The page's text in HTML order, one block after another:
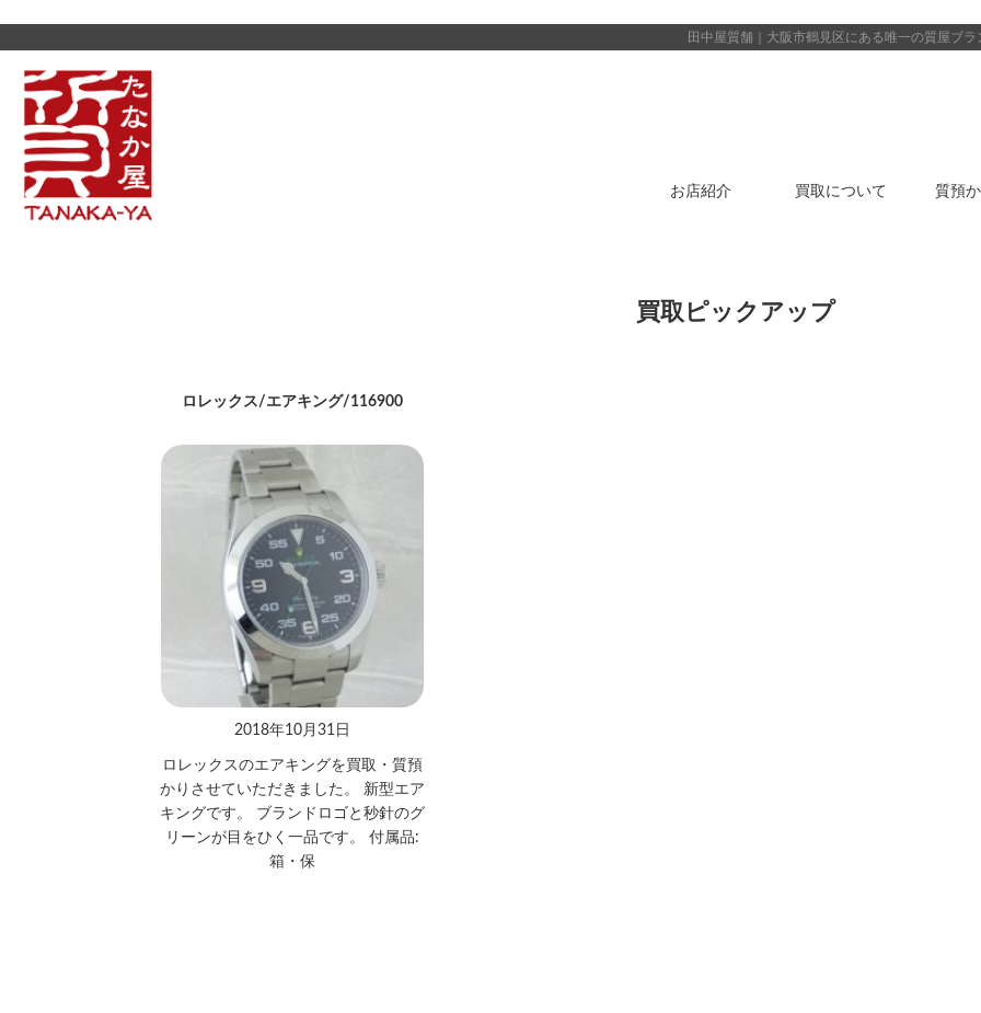
田中屋質舗｜大阪市鶴見区にある唯一の質屋ブラ
お店紹介 買取について 質預
買取ピックアップ
ロレックス/エアキング/116900
2018年10月31日
ロレックスのエアキングを買取・質預
かりさせていただきました。 新型エア
キングです。 ブランドロゴと秒針のグ
リーンが目をひく一品です。 付属品:
箱・保